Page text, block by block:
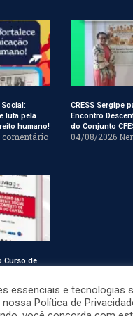
luta pela
humano!
comentário
CRESS Sergipe
Encontro
do Conjunto
04/08/2026
Curso de
essenciais e tecnologias
Política de